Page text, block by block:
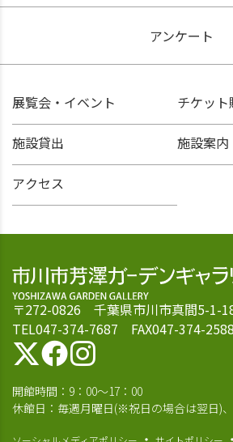
アンケート
展覧会・イベント チケット
施設貸出 施設案内
アクセス
〒272-0826 千葉県市川市真間5-1-
TEL047-374-7687 FAX047-374-2588
開館時間：9：00～17：00
休館日：毎週月曜日(※祝日の場合は翌日)